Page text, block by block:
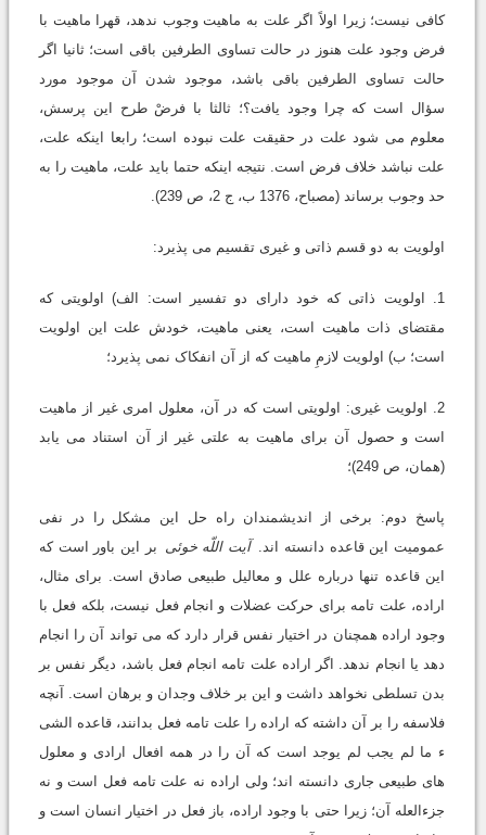
کافى نیست؛ زیرا اولاً اگر علت به ماهیت وجوب ندهد، قهرا ماهیت با
فرض وجود علت هنوز در حالت تساوى الطرفین باقى است؛ ثانیا اگر
حالت تساوى الطرفین باقى باشد، موجود شدن آن موجود مورد
سؤال است که چرا وجود یافت؟؛ ثالثا با فرضْ طرح این پرسش،
معلوم مى شود علت در حقیقت علت نبوده است؛ رابعا اینکه علت،
علت نباشد خلاف فرض است. نتیجه اینکه حتما باید علت، ماهیت را به
حد وجوب برساند (مصباح، 1376 ب، ج 2، ص 239).
اولویت به دو قسم ذاتى و غیرى تقسیم مى پذیرد:
1. اولویت ذاتى که خود داراى دو تفسیر است: الف) اولویتى که
مقتضاى ذات ماهیت است، یعنى ماهیت، خودش علت این اولویت
است؛ ب) اولویت لازمِ ماهیت که از آن انفکاک نمى پذیرد؛
2. اولویت غیرى: اولویتى است که در آن، معلول امرى غیر از ماهیت
است و حصول آن براى ماهیت به علتى غیر از آن استناد مى یابد
(همان، ص 249)؛
پاسخ دوم: برخى از اندیشمندان راه حل این مشکل را در نفى
عمومیت این قاعده دانسته اند.
آیت اللّه خوئى بر این باور است که
این قاعده تنها درباره علل و معالیل طبیعى صادق است. براى مثال،
اراده، علت تامه براى حرکت عضلات و انجام فعل نیست، بلکه فعل با
وجود اراده همچنان در اختیار نفس قرار دارد که مى تواند آن را انجام
دهد یا انجام ندهد. اگر اراده علت تامه انجام فعل باشد، دیگر نفس بر
بدن تسلطى نخواهد داشت و این بر خلاف وجدان و برهان است. آنچه
فلاسفه را بر آن داشته که اراده را علت تامه فعل بدانند، قاعده الشى
ء ما لم یجب لم یوجد است که آن را در همه افعال ارادى و معلول
هاى طبیعى جارى دانسته اند؛ ولى اراده نه علت تامه فعل است و نه
جزءالعله آن؛ زیرا حتى با وجود اراده، باز فعل در اختیار انسان است و